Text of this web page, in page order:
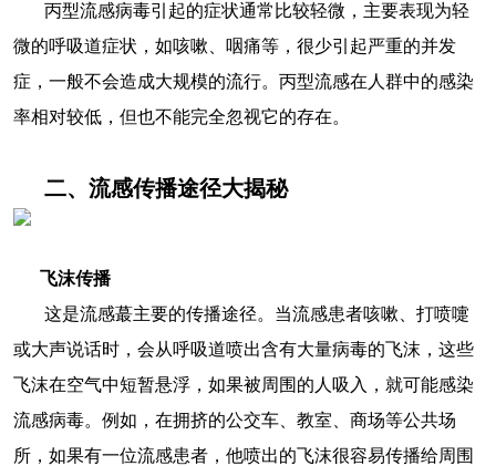
丙型流感病毒引起的症状通常比较轻微，主要表现为轻
微的呼吸道症状，如咳嗽、咽痛等，很少引起严重的并发
症，一般不会造成大规模的流行。丙型流感在人群中的感染
率相对较低，但也不能完全忽视它的存在。
二、流感传播途径大揭秘
飞沫传播
这是流感蕞主要的传播途径。当流感患者咳嗽、打喷嚏
或大声说话时，会从呼吸道喷出含有大量病毒的飞沫，这些
飞沫在空气中短暂悬浮，如果被周围的人吸入，就可能感染
流感病毒。例如，在拥挤的公交车、教室、商场等公共场
所，如果有一位流感患者，他喷出的飞沫很容易传播给周围